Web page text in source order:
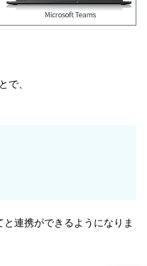
で、
連携ができるようになりま